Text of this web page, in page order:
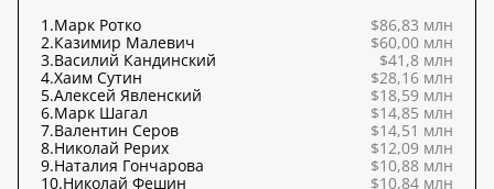
1.Марк Ротко
$86,83 млн
2.Казимир Малевич
$60,00 млн
3.Василий Кандинский
$41,8 млн
4.Хаим Сутин
$28,16 млн
5.Алексей Явленский
$18,59 млн
6.Марк Шагал
$14,85 млн
7.Валентин Серов
$14,51 млн
8.Николай Рерих
$12,09 млн
9.Наталия Гончарова
$10,88 млн
10.Николай Фешин
$10,84 млн